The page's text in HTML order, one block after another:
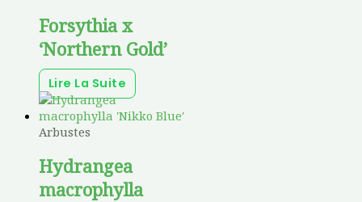
Forsythia x
‘Northern Gold’
Lire La Suite
Arbustes
Hydrangea
macrophylla